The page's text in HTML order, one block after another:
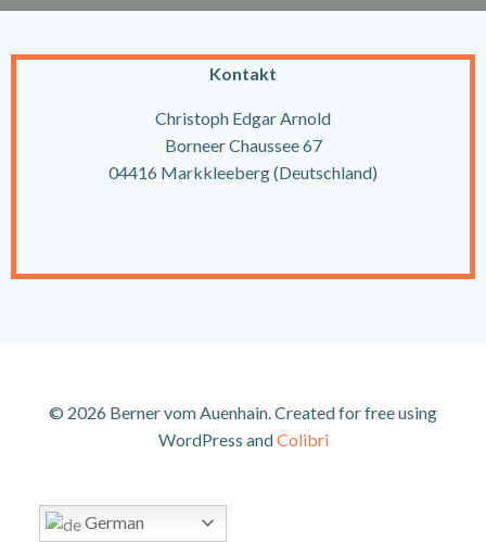
Kontakt
Christoph Edgar Arnold
Borneer Chaussee 67
04416 Markkleeberg (Deutschland)
© 2026 Berner vom Auenhain. Created for free using
WordPress andColibri
German